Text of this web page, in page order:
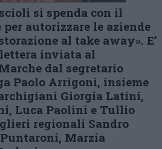
si spenda con il
autorizzare le aziende
al take away». E’
inviata al
dal segretario
Paolo Arrigoni, insieme
Giorgia Latini,
Luca Paolini e Tullio
regionali Sandro
Marzia